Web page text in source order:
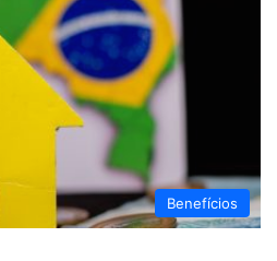
Benefícios